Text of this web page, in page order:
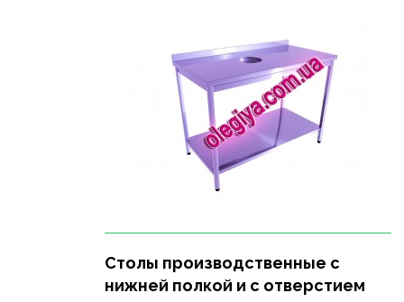
Столы производственные с
нижней полкой и с отверстием